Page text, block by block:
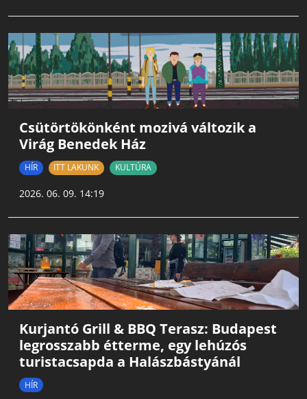
Csütörtökönként mozivá változik a
Virág Benedek Ház
HÍR ITT LAKUNK KULTÚRA
2026. 06. 09. 14:19
Kurjantó Grill & BBQ Terasz: Budapest
legrosszabb étterme, egy lehúzós
turistacsapda a Halászbástyánál
HÍR